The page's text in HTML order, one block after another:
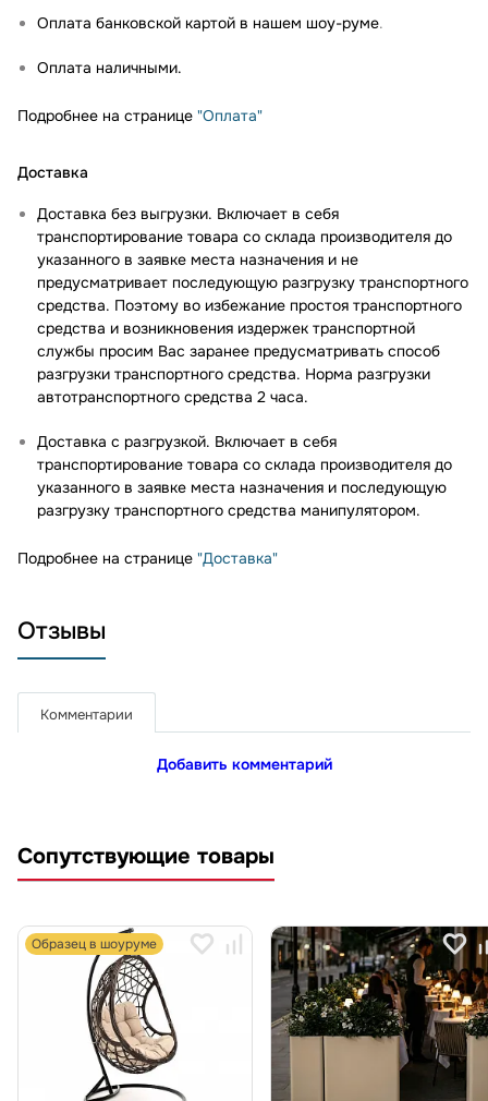
Оплата банковской картой в нашем шоу-руме.
Оплата наличными.
Подробнее на странице "Оплата"
Доставка
Доставка без выгрузки. Включает в себя
транспортирование товара со склада производителя до
указанного в заявке места назначения и не
предусматривает последующую разгрузку транспортного
средства. Поэтому во избежание простоя транспортного
средства и возникновения издержек транспортной
службы просим Вас заранее предусматривать способ
разгрузки транспортного средства. Норма разгрузки
автотранспортного средства 2 часа.
Доставка с разгрузкой. Включает в себя
транспортирование товара со склада производителя до
указанного в заявке места назначения и последующую
разгрузку транспортного средства манипулятором.
Подробнее на странице "Доставка"
Отзывы
Комментарии
Добавить комментарий
Сопутствующие товары
Образец в шоуруме